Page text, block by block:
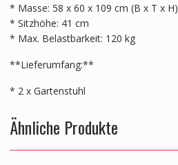
* Masse: 58 x 60 x 109 cm (B x T x H)
* Sitzhöhe: 41 cm
* Max. Belastbarkeit: 120 kg
**Lieferumfang:**
* 2 x Gartenstuhl
Ähnliche Produkte